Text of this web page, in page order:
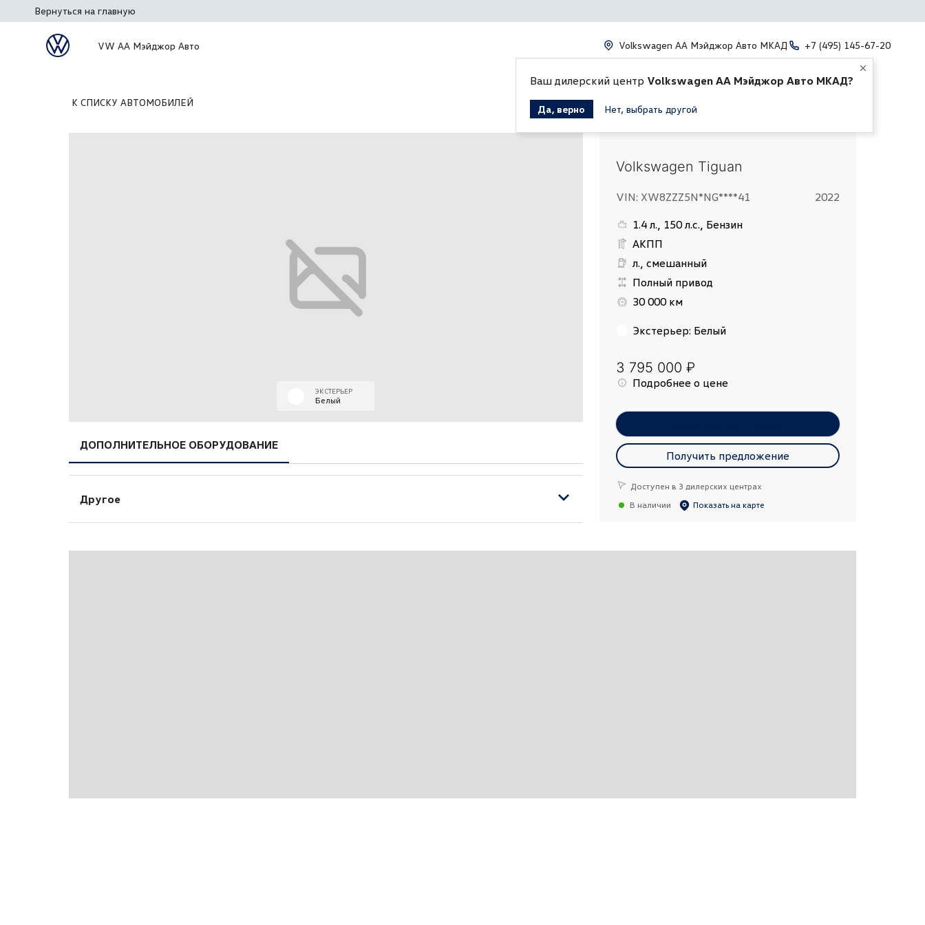
Вернуться на главную
VW АА Мэйджор Авто Volkswagen АА Мэйджор Авто МКАД +7 (495) 145-67-20
К СПИСКУ АВТОМОБИЛЕЙ
ЭКСТЕРЬЕР
Белый
ДОПОЛНИТЕЛЬНОЕ ОБОРУДОВАНИЕ
Другое
Ткань\Велюр
Volkswagen Tiguan
VIN: XW8ZZZ5N*NG****41
2022
1.4 л., 150 л.с., Бензин
АКПП
л., смешанный
Полный привод
30 000 км
Экстерьер: Белый
3 795 000 ₽
Подробнее о цене
Получить предложение
Доступен в 3 дилерских центрах
В наличии
Показать на карте
Ваш дилерский центр Volkswagen АА Мэйджор Авто МКАД?
Да, верно Нет, выбрать другой